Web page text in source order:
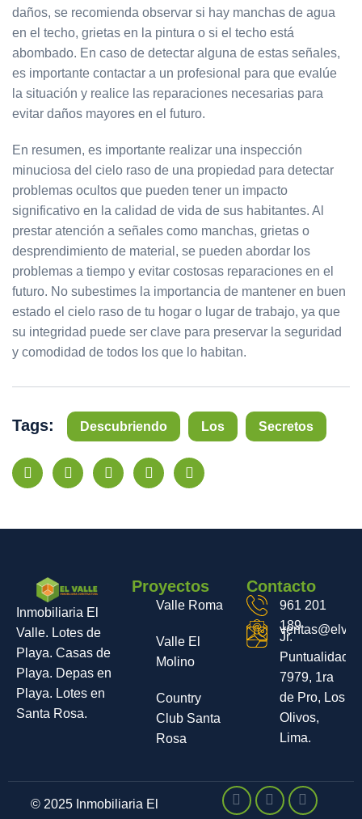
daños, se recomienda observar si hay manchas de agua
en el techo, grietas en la pintura o si el techo está
abombado. En caso de detectar alguna de estas señales,
es importante contactar a un profesional para que evalúe
la situación y realice las reparaciones necesarias para
evitar daños mayores en el futuro.
En resumen, es importante realizar una inspección
minuciosa del cielo raso de una propiedad para detectar
problemas ocultos que pueden tener un impacto
significativo en la calidad de vida de sus habitantes. Al
prestar atención a señales como manchas, grietas o
desprendimiento de material, se pueden abordar los
problemas a tiempo y evitar costosas reparaciones en el
futuro. No subestimes la importancia de mantener en buen
estado el cielo raso de tu hogar o lugar de trabajo, ya que
su integridad puede ser clave para preservar la seguridad
y comodidad de todos los que lo habitan.
Tags: Descubriendo Los Secretos
Inmobiliaria El
Valle. Lotes de
Playa. Casas de
Playa. Depas en
Playa. Lotes en
Santa Rosa.
Proyectos
Valle Roma
Valle El
Molino
Country
Club Santa
Rosa
Contacto
961 201
189
Jr.
Puntualidad
7979, 1ra
de Pro, Los
Olivos,
Lima.
© 2025 Inmobiliaria El